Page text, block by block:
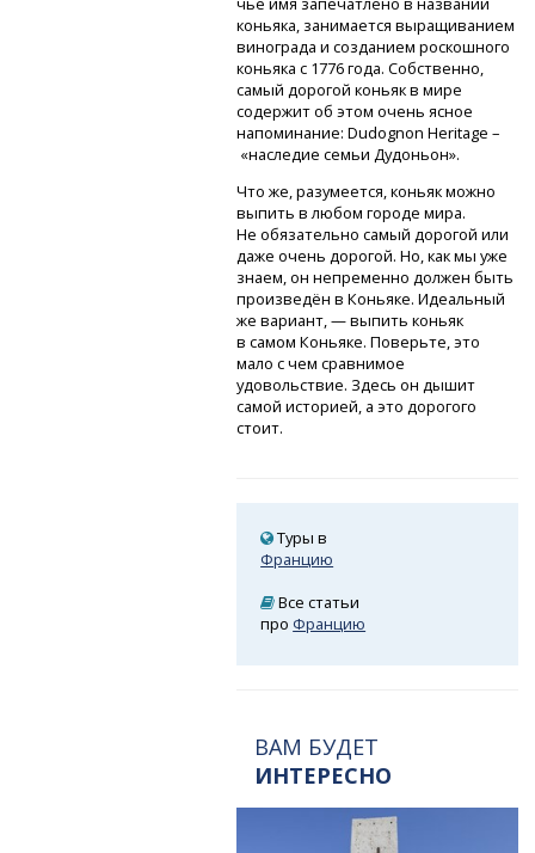
коньяка, занимается выращиванием
винограда и созданием роскошного
коньяка с 1776 года. Собственно,
самый дорогой коньяк в мире
содержит об этом очень ясное
напоминание: Dudognon Heritage –
«наследие семьи Дудоньон».
Что же, разумеется, коньяк можно
выпить в любом городе мира.
Не обязательно самый дорогой или
даже очень дорогой. Но, как мы уже
знаем, он непременно должен быть
произведён в Коньяке. Идеальный
же вариант, — выпить коньяк
в самом Коньяке. Поверьте, это
мало с чем сравнимое
удовольствие. Здесь он дышит
самой историей, а это дорогого
стоит.
Туры в
Францию
Все статьи
про Францию
ВАМ БУДЕТ
ИНТЕРЕСНО